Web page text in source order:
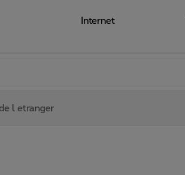
Internet
l etranger